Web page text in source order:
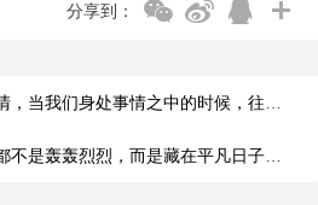
分享到：
我们身处事情之中的时候，往往会因为主观
轰轰烈烈，而是藏在平凡日子里的烟火与温